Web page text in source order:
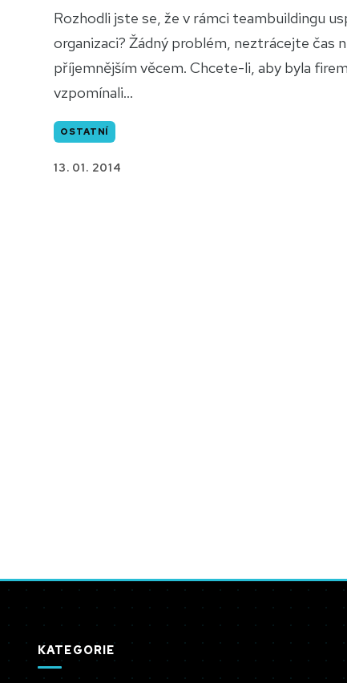
Rozhodli jste se, že v rámci teambuildingu
organizaci? Žádný problém, neztrácejte čas
příjemnějším věcem. Chcete-li, aby byla
vzpomínali...
OSTATNÍ
13. 01. 2014
KATEGORIE